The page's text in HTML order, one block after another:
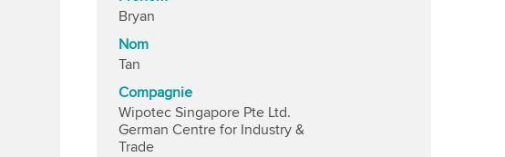
Bryan
Nom
Tan
Compagnie
Wipotec Singapore Pte Ltd.
German Centre for Industry &
Trade